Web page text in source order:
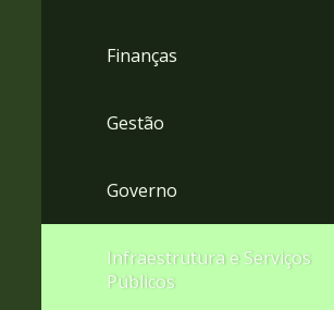
Finanças
Gestão
Governo
Infraestrutura e Serviços
Públicos